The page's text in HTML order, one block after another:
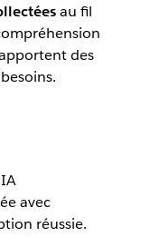
au fil
des
avec
réussie.